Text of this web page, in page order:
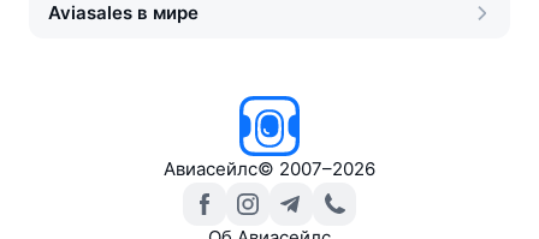
Aviasales в мире
Авиасейлс© 2007–2026